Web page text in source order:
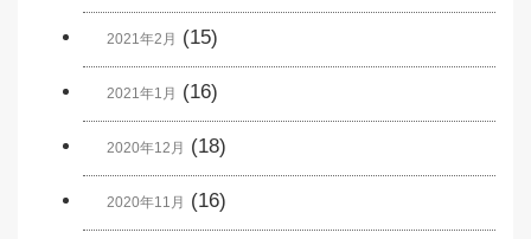
2021年2月 (15)
2021年1月 (16)
2020年12月 (18)
2020年11月 (16)